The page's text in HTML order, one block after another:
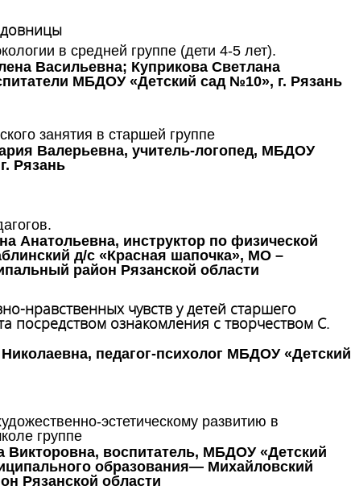
в средней группе (дети 4-5 лет).
Васильевна; Куприкова Светлана
МБДОУ «Детский сад №10», г. Рязань
занятия в старшей группе
Валерьевна, учитель-логопед, МБДОУ
Рязань
Анатольевна, инструктор по физической
д/с «Красная шапочка», МО –
район Рязанской области
нравственных чувств у детей старшего
посредством ознакомления с творчеством С.
педагог-психолог МБДОУ «Детский
эстетическому развитию в
группе
Викторовна, воспитатель, МБДОУ «Детский
образования— Михайловский
Рязанской области